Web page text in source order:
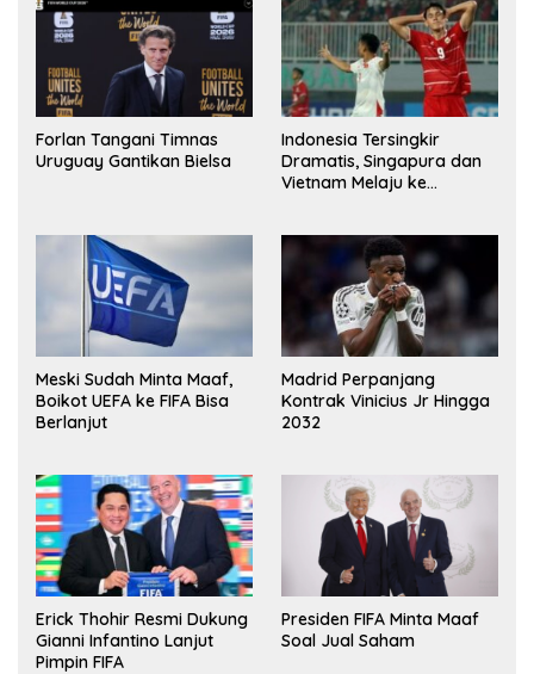
Forlan Tangani Timnas
Uruguay Gantikan Bielsa
Indonesia Tersingkir
Dramatis, Singapura dan
Vietnam Melaju ke
Meski Sudah Minta Maaf,
Boikot UEFA ke FIFA Bisa
Berlanjut
Madrid Perpanjang
Kontrak Vinicius Jr Hingga
2032
Erick Thohir Resmi Dukung
Gianni Infantino Lanjut
Pimpin FIFA
Presiden FIFA Minta Maaf
Soal Jual Saham